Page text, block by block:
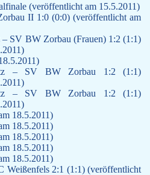
(veröffentlicht am 15.5.2011)
II 1:0 (0:0) (veröffentlicht am
SV BW Zorbau (Frauen) 1:2 (1:1)
– SV BW Zorbau 1:2 (1:1)
– SV BW Zorbau 1:2 (1:1)
18.5.2011)
18.5.2011)
18.5.2011)
18.5.2011)
18.5.2011)
Weißenfels 2:1 (1:1) (veröffentlicht